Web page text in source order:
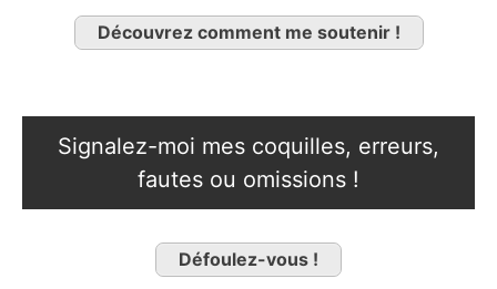
Découvrez comment me soutenir !
Signalez-moi mes coquilles, erreurs,
fautes ou omissions !
Défoulez-vous !